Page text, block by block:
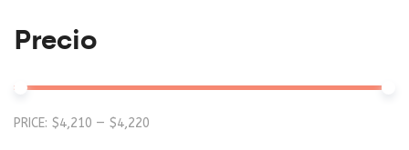
Precio
PRICE: $4,210 — $4,220